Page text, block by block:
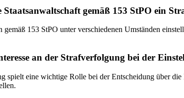
gemäß 153 StPO ein
153 StPO unter verschiedenen Umständen
an der Strafverfolgung bei der
spielt eine wichtige Rolle bei der Entscheidung über